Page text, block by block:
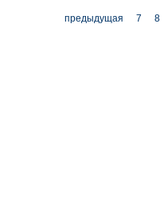
предыдущая 7 8